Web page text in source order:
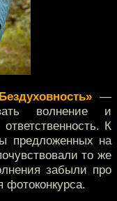
—
волнение и
К
предложенных на
то же
забыли про
фотоконкурса.